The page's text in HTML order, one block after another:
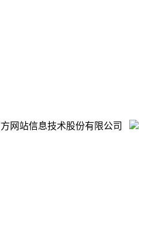
网站信息技术股份有限公司